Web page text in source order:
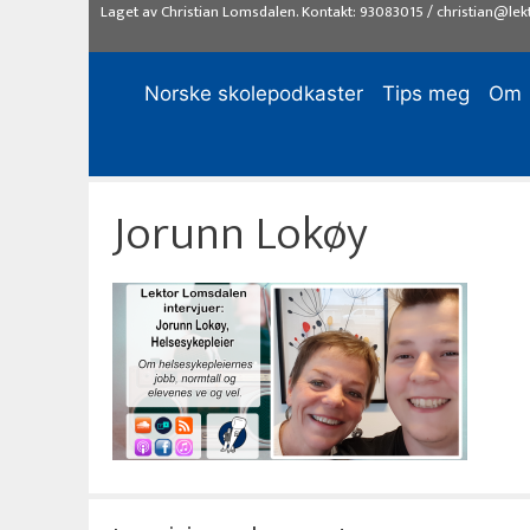
Laget avChristian Lomsdalen. Kontakt: 93083015/
Norske skolepodkaster Tips meg Om
Jorunn Lokøy